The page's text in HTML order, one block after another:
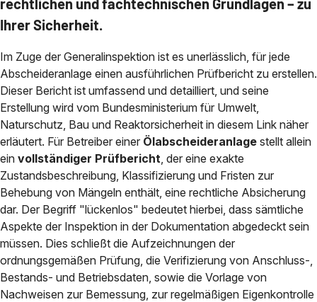
rechtlichen und fachtechnischen Grundlagen – zu
Ihrer Sicherheit.
Im Zuge der Generalinspektion ist es unerlässlich, für jede
Abscheideranlage einen ausführlichen Prüfbericht zu erstellen.
Dieser Bericht ist umfassend und detailliert, und seine
Erstellung wird vom Bundesministerium für Umwelt,
Naturschutz, Bau und Reaktorsicherheit in diesem Link näher
erläutert. Für Betreiber einer Ölabscheideranlage stellt allein
ein vollständiger Prüfbericht, der eine exakte
Zustandsbeschreibung, Klassifizierung und Fristen zur
Behebung von Mängeln enthält, eine rechtliche Absicherung
dar. Der Begriff "lückenlos" bedeutet hierbei, dass sämtliche
Aspekte der Inspektion in der Dokumentation abgedeckt sein
müssen. Dies schließt die Aufzeichnungen der
ordnungsgemäßen Prüfung, die Verifizierung von Anschluss-,
Bestands- und Betriebsdaten, sowie die Vorlage von
Nachweisen zur Bemessung, zur regelmäßigen Eigenkontrolle